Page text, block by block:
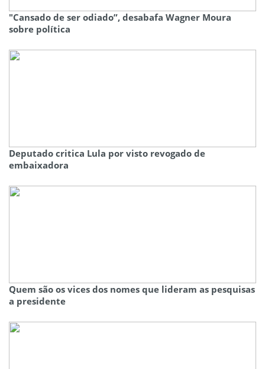
"Cansado de ser odiado”, desabafa Wagner Moura
sobre política
Deputado critica Lula por visto revogado de
embaixadora
Quem são os vices dos nomes que lideram as pesquisas
a presidente